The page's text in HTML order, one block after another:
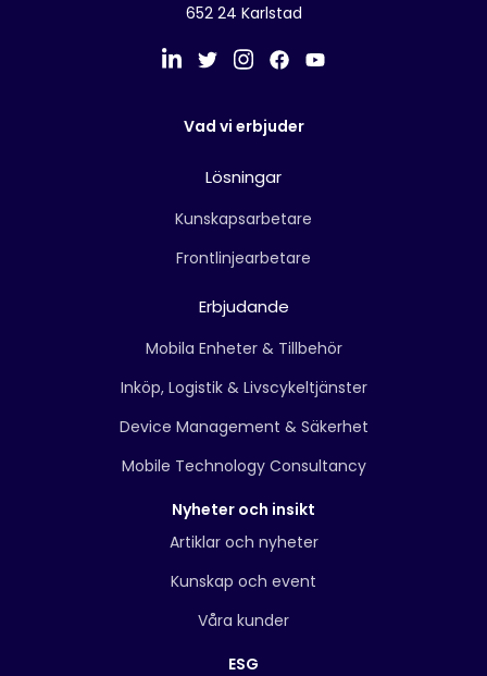
652 24 Karlstad
Vad vi erbjuder
Lösningar
Kunskapsarbetare
Frontlinjearbetare
Erbjudande
Mobila Enheter & Tillbehör
Inköp, Logistik & Livscykeltjänster
Device Management & Säkerhet
Mobile Technology Consultancy
Nyheter och insikt
Artiklar och nyheter
Kunskap och event
Våra kunder
ESG